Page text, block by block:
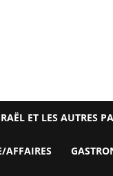
ET LES AUTRES
AFFAIRES